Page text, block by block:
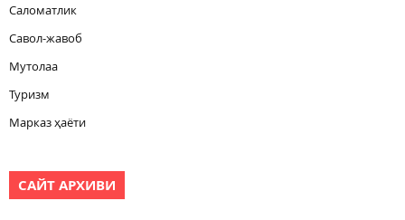
Саломатлик
Савол-жавоб
Мутолаа
Туризм
Марказ ҳаёти
САЙТ АРХИВИ